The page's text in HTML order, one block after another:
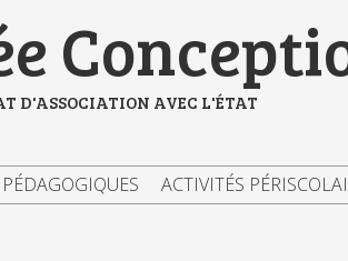
D'ASSOCIATION AVEC L'ÉTAT
ACTIVITÉS